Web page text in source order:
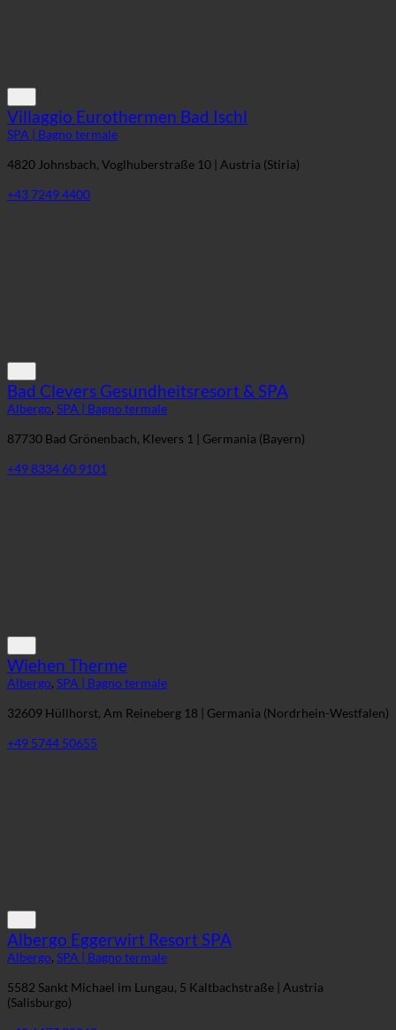
Villaggio Eurothermen Bad Ischl
SPA | Bagno termale
4820 Johnsbach, Voglhuberstraße 10 | Austria (Stiria)
+43 7249 4400
Bad Clevers Gesundheitsresort & SPA
Albergo, SPA | Bagno termale
87730 Bad Grönenbach, Klevers 1 | Germania (Bayern)
+49 8334 60 9101
Wiehen Therme
Albergo, SPA | Bagno termale
32609 Hüllhorst, Am Reineberg 18 | Germania (Nordrhein-Westfalen)
+49 5744 50655
Albergo Eggerwirt Resort SPA
Albergo, SPA | Bagno termale
5582 Sankt Michael im Lungau, 5 Kaltbachstraße | Austria
(Salisburgo)